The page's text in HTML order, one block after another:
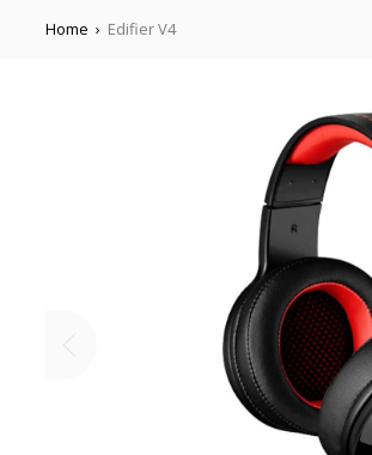
Home › Edifier V4